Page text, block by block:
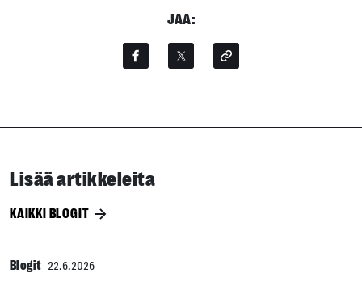
JAA:
Lisää artikkeleita
KAIKKI BLOGIT
Blogit 22.6.2026